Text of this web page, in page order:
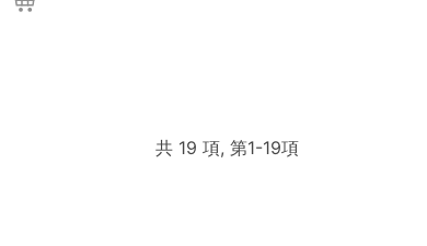
共 19 項, 第1-19項